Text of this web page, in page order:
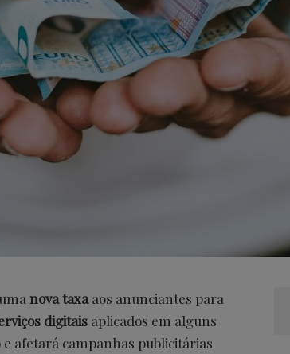
nova taxaaos anunciantes para
digitais aplicados em alguns
afetará campanhas publicitárias